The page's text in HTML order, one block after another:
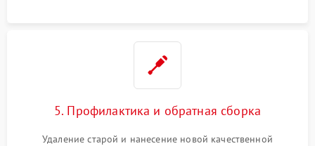
5. Профилактика и обратная сборка
Удаление старой и нанесение новой качественной